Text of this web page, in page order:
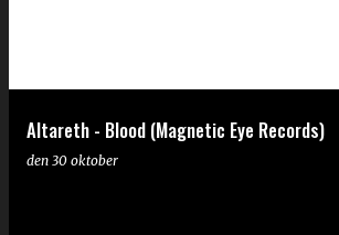
Altareth - Blood (Magnetic Eye Records)
den 30 oktober